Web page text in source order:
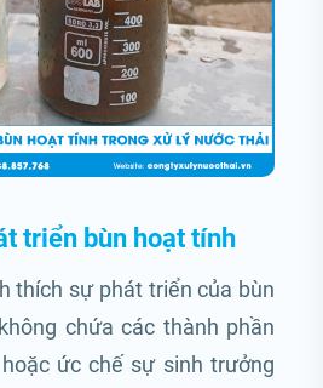
triển bùn hoạt tính
thích sự phát triển của bùn
chứa các thành phần
ức chế sự sinh trưởng